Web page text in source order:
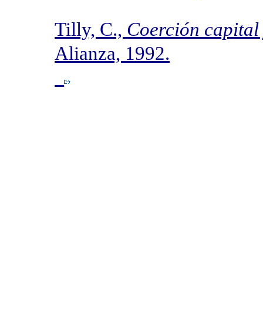
Tilly, C., Coerción capital
Alianza, 1992.